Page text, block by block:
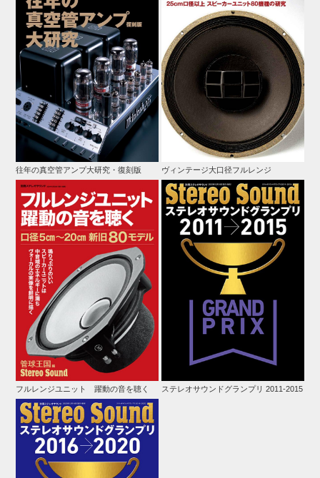
往年の真空管アンプ大研究・復刻版 ヴィンテージ大口径フルレンジ
フルレンジユニット 躍動の音を聴く ステレオサウンドグランプリ 2011-2015